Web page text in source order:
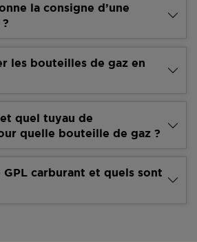
la consigne d’une
les bouteilles de gaz en
quel tuyau de
quelle bouteille de gaz ?
GPL carburant et quels sont